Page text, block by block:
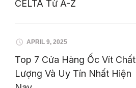
CELTA Từ A-Z
APRIL 9, 2025
Top 7 Cửa Hàng Ốc Vít Chất
Lượng Và Uy Tín Nhất Hiện